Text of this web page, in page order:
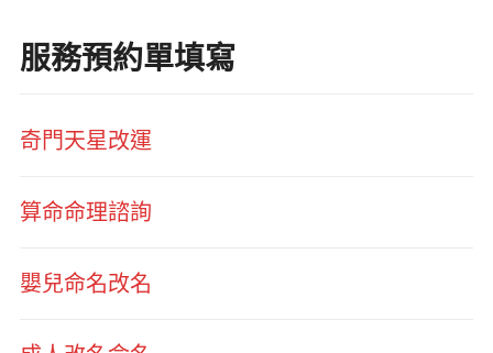
服務預約單填寫
奇門天星改運
算命命理諮詢
嬰兒命名改名